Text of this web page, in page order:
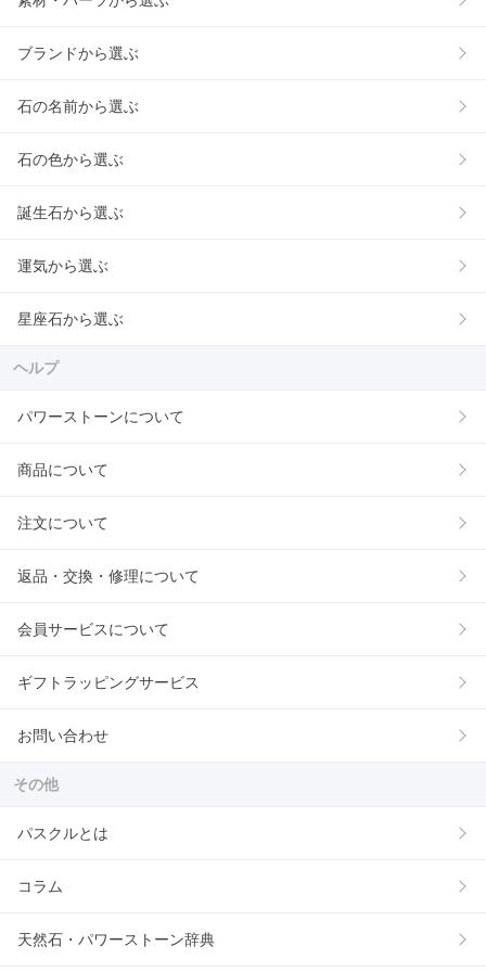
ブランドから選ぶ
石の名前から選ぶ
石の色から選ぶ
誕生石から選ぶ
運気から選ぶ
星座石から選ぶ
ヘルプ
パワーストーンについて
商品について
注文について
返品・交換・修理について
会員サービスについて
ギフトラッピングサービス
お問い合わせ
その他
パスクルとは
コラム
天然石・パワーストーン辞典